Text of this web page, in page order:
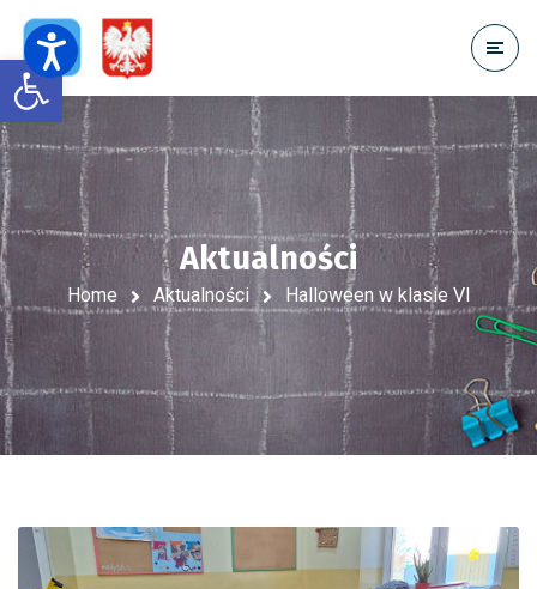
Open toolbar
Aktualności
Home Aktualności Halloween w klasie VI